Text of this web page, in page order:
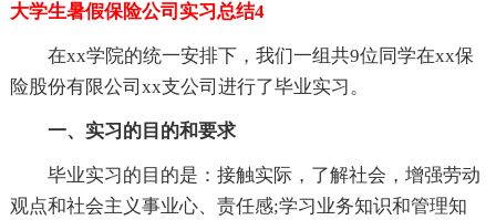
大学生暑假保险公司实习总结4
在xx学院的统一安排下，我们一组共9位同学在xx保
险股份有限公司xx支公司进行了毕业实习。
一、实习的目的和要求
毕业实习的目的是：接触实际，了解社会，增强劳动
观点和社会主义事业心、责任感;学习业务知识和管理知